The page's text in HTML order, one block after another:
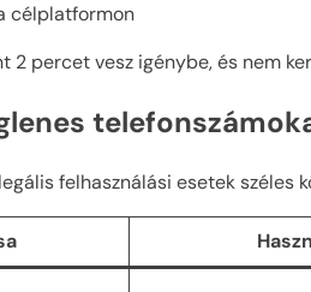
célplatformon
percet vesz igénybe, és nem
felhasználási esetek széles